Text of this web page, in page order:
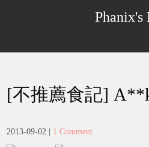
Phanix's
[不推薦食記]
2013-09-02 1 Comment